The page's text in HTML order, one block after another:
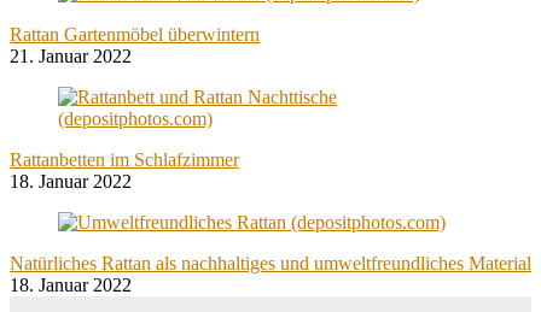
Rattan Gartenmöbel überwintern
21. Januar 2022
Rattanbetten im Schlafzimmer
18. Januar 2022
Natürliches Rattan als nachhaltiges und umweltfreundliches Material
18. Januar 2022